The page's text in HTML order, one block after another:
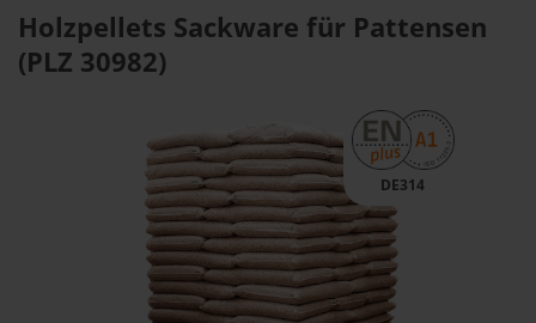
Holzpellets Sackware für Pattensen
(PLZ 30982)
DE314